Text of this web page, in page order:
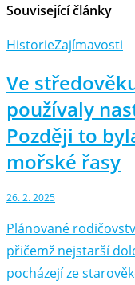
Související články
HistorieZajímavosti
Ve
používaly
Později to
mořské řasy
26. 2. 2025
Plánované
přičemž nejstarší
pocházejí ze